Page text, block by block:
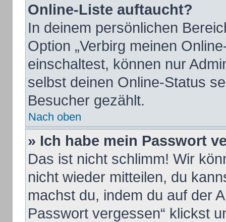
Online-Liste auftaucht?
In deinem persönlichen
Option „Verbirg meinen
einschaltest, können nur
selbst deinen Online-Status
Besucher gezählt.
Nach oben
» Ich habe mein Passwort
Das ist nicht schlimm! Wir
nicht wieder mitteilen, du
machst du, indem du auf der
Passwort vergessen“ klickst